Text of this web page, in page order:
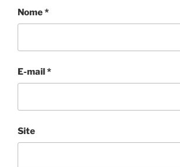
Nome*
E-mail*
Site